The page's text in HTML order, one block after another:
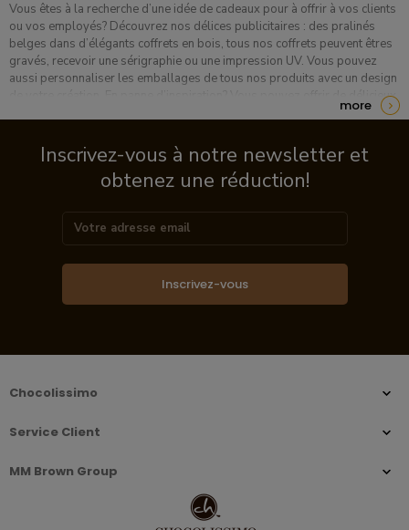
​Vous êtes à la recherche d’une idée de cadeaux pour à offrir à vos clients
ou vos employés? Découvrez nos délices publicitaires : des pralinés
belges dans d’élégants coffrets en bois, tous nos coffrets peuvent êtres
gravés, recevoir une sérigraphie ou une impression UV. Vous pouvez
aussi personnaliser les emballages de tous nos produits avec un design
de votre création. En panne d’inspiration? Vous pouvez offrir de délicieux
more
Inscrivez-vous à notre newsletter et
obtenez une réduction!
Inscrivez-vous
Chocolissimo
Service Client
MM Brown Group